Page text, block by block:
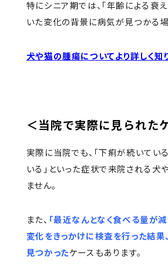
特にシニア期では、「年齢による衰
いた変化の背景に病気が見つかる場
犬や猫の腫瘍についてより詳しく知
＜当院で実際に見られた
実際に当院でも、「下痢が続いてい
いる」といった症状で来院される犬
ません。
また、 「最近なんとなく食べる量が減
変化をきっかけに検査を行った結果
見つかったケースもあります。